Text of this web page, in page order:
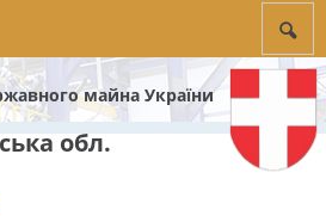
майна України
обл.